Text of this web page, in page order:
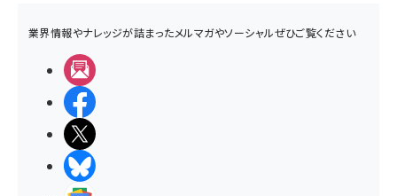
業界情報やナレッジが詰まったメルマガやソーシャルぜひご覧ください